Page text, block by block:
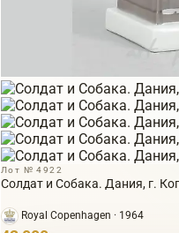
Лот № 4922
Солдат и Собака. Дания, г.
Royal Copenhagen · 1964